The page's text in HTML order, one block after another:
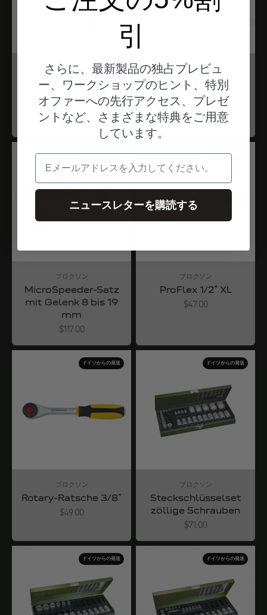
プロクソン
Ring-
Maulschlüsselsatz
15-teilig
Angebot
$59.00
プロクソン
Universal- und
Ölabsaugpumpe AP
12
Angebot
$73.00
ドイツからの発送
プロクソン
MicroSpeeder-Satz
mit Gelenk 8 bis 19
mm
Angebot
$117.00
ドイツからの発送
プロクソン
ProFlex 1/2" XL
Angebot
$47.00
ドイツからの発送
プロクソン
Rotary-Ratsche 3/8"
Angebot
$49.00
ドイツからの発送
プロクソン
Steckschlüsselset
zöllige Schrauben
Angebot
$71.00
ドイツからの発送 ドイツからの発送
引
さらに、最新製品の独占プレビュ
ー、ワークショップのヒント、特別
オファーへの先行アクセス、プレゼ
ントなど、さまざまな特典をご用意
しています。
電子メール
ニュースレターを購読する